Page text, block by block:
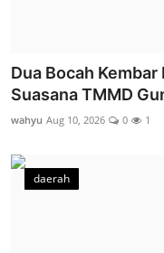
Dua Bocah
Suasana TMMD
wahyu Aug 10, 2026 0 1
daerah